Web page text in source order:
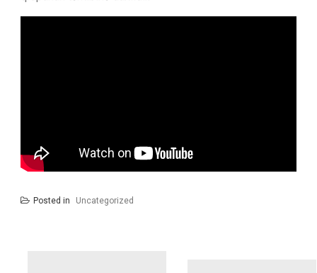
Posted in Uncategorized